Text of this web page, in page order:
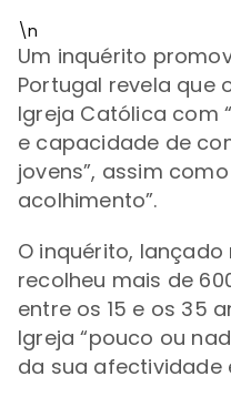
\n
Um inquérito
Portugal revela que
Igreja Católica com “
e capacidade de
jovens”, assim
acolhimento”.
O inquérito, lançado
recolheu mais de
entre os 15 e os 35
Igreja“pouco ou
da sua afectividade